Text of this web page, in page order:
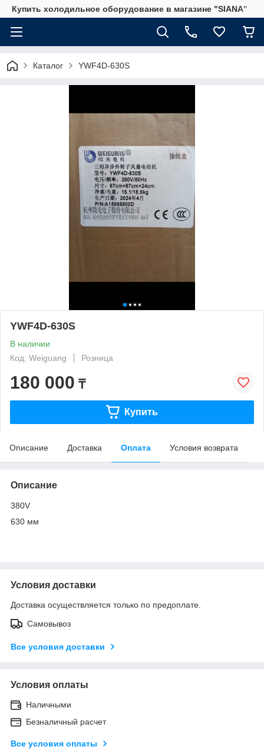
Купить холодильное оборудование в магазине "SIANA"
Каталог YWF4D-630S
YWF4D-630S
В наличии
Код: Weiguang
Розница
180 000 ₸
Купить
Описание Доставка Оплата Условия возврата
Описание
380V
630 мм
Условия доставки
Доставка осуществляется только по предоплате.
Самовывоз
Все условия доставки
Условия оплаты
Наличными
Безналичный расчет
Все условия оплаты